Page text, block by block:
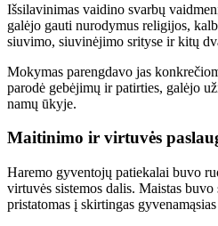
Išsilavinimas vaidino svarbų
galėjo gauti nurodymus religijos,
siuvimo, siuvinėjimo srityse ir kitų
Mokymas parengdavo jas
parodė gebėjimų ir patirties, galėjo
namų ūkyje.
Maitinimo ir virtuvės
Haremo gyventojų patiekalai buvo
virtuvės sistemos dalis. Maistas
pristatomas į skirtingas gyvenamąsias